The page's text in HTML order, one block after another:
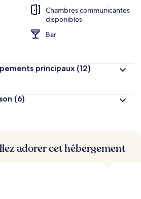
Chambres communicantes
disponibles
Bar
principaux (12)
(6)
adorer cet hébergement